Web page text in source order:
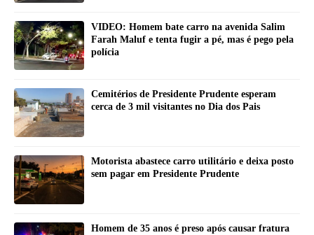
VIDEO: Homem bate carro na avenida Salim
Farah Maluf e tenta fugir a pé, mas é pego pela
polícia
Cemitérios de Presidente Prudente esperam
cerca de 3 mil visitantes no Dia dos Pais
Motorista abastece carro utilitário e deixa posto
sem pagar em Presidente Prudente
Homem de 35 anos é preso após causar fratura